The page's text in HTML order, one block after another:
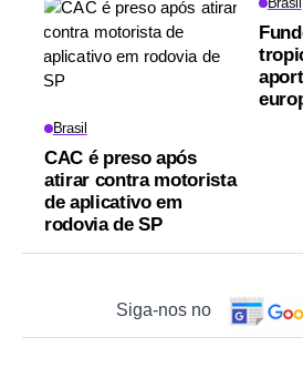
Brasil
CAC é preso após
atirar contra motorista
de aplicativo em
rodovia de SP
Siga-nos no